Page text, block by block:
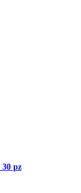
pz